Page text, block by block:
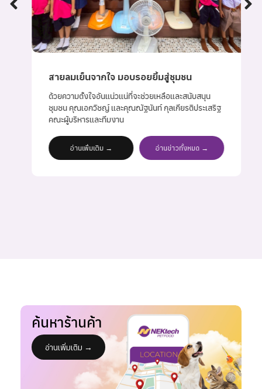
สายลมเย็นจากใจ มอบรอยยิ้มสู่ชุมชน
ด้วยความตั้งใจอันแน่วแน่ที่จะช่วยเหลือและสนับสนุน
ชุมชน คุณเอกวิชญ์ และคุณณัฐนันท์ กุลเกียรติประเสริฐ
คณะผู้บริหารและทีมงาน
อ่านเพิ่มเติม → อ่านข่าวทั้งหมด →
ค้นหาร้านค้า
อ่านเพิ่มเติม →